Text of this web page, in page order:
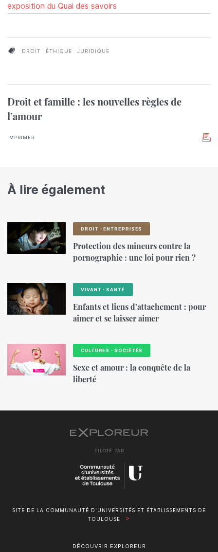
exposition du Quai des savoirs
DROIT ÉTHIQUE JURIDIQUE
Droit et famille : les nouvelles règles de
l’amour
IMPRIMER
À lire également
DROIT・ENTREPRISES
Protection des mineurs contre la
pornographie : une loi pour rien ?
VIVANT・SANTÉ
Enfants et liens d’attachement : pour
aimer et se laisser aimer
CULTURES・SOCIÉTÉS
Sexe et amour : la conquête de la
liberté
PILOTÉ PAR
SITE DE LA COMMUNAUTÉ D'UNIVERSITÉS ET ÉTABLISSEMENTS DE
TOULOUSE
DÉCOUVRIR EXPLOREUR